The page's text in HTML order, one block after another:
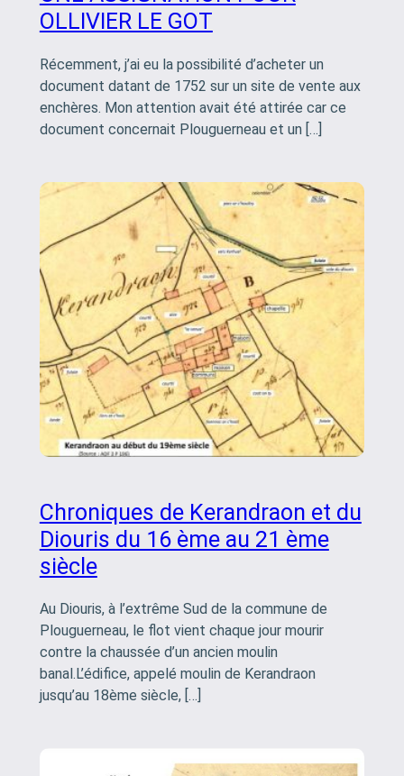
OLLIVIER LE GOT
Récemment, j’ai eu la possibilité d’acheter un
document datant de 1752 sur un site de vente aux
enchères. Mon attention avait été attirée car ce
document concernait Plouguerneau et un […]
Chroniques de Kerandraon et du
Diouris du 16 ème au 21 ème
siècle
Au Diouris, à l’extrême Sud de la commune de
Plouguerneau, le flot vient chaque jour mourir
contre la chaussée d’un ancien moulin
banal.L’édifice, appelé moulin de Kerandraon
jusqu’au 18ème siècle, […]